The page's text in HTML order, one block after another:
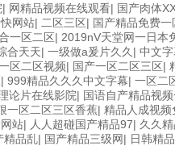
| 网精品视频在线观看| 国产肉体
网站| 二区三区| 国产精品免费
一区二区| 2019nV天堂网一日本
合天天| 一级做a爰片久久 | 中文
区二区视频| 国产一区二区三区|
| 999精品久久久中文字幕| 一区二
论片在线影院| 国语自产精品视
一区二区三区香蕉| 精品人成视频
站| 人人超碰国产精品97| 久久
精品乱| 国产精品三级网| 日韩精